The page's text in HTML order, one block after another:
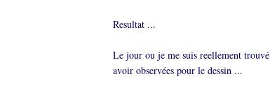
Resultat ...
Le jour ou je me suis reellement
avoir observées pour le dessin ...